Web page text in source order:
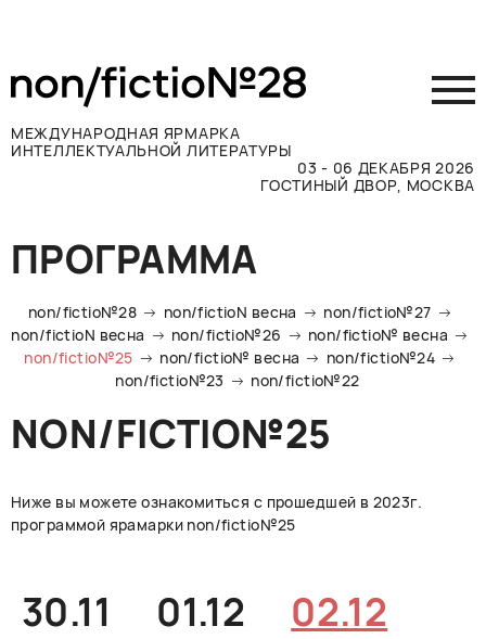
МЕЖДУНАРОДНАЯ ЯРМАРКА
ИНТЕЛЛЕКТУАЛЬНОЙ ЛИТЕРАТУРЫ
03 - 06 ДЕКАБРЯ 2026
ГОСТИНЫЙ ДВОР, МОСКВА
Принять участие
Участникам
Посетителям
Программа
Прессе
Контакты
РУССКИЙ ENGLISH CHINESE
ПРОГРАММА
non/fictio№28 non/fictioN весна
non/fictio№27
non/fictioN весна
non/fictio№26
non/fictio№ весна
non/fictio№25
non/fictio№ весна
non/fictio№24
non/fictio№23
non/fictio№22
NON/FICTIO№25
Ниже вы можете ознакомиться с прошедшей в 2023г.
программой ярамарки non/fictio№25
30.11 01.12
02.12